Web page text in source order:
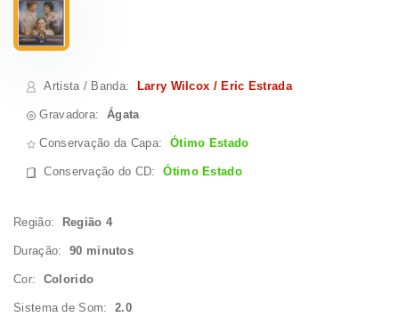
Artista / Banda: Larry Wilcox / Eric Estrada
Gravadora: Ágata
Conservação da Capa: Ótimo Estado
Conservação do CD:Ótimo Estado
Região: Região 4
Duração: 90 minutos
Cor: Colorido
Sistema de Som:2.0